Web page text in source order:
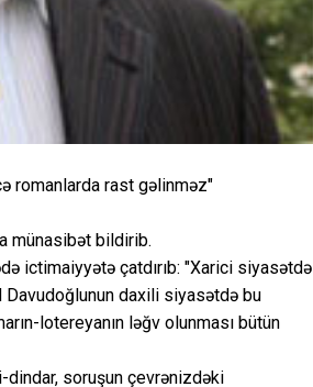
romanlarda rast gəlinməz"
münasibət bildirib.
ictimaiyyətə çatdırıb: "Xarici siyasətdə
Davudoğlunun daxili siyasətdə bu
lotereyanın ləğv olunması bütün
dindar, soruşun çevrənizdəki